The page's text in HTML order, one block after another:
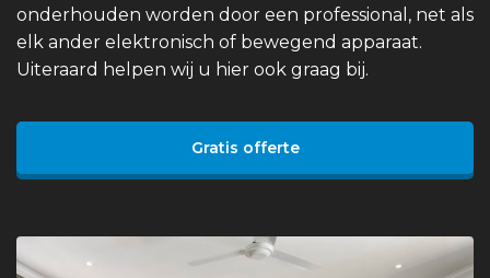
onderhouden worden door een professional, net als
elk ander elektronisch of bewegend apparaat.
Uiteraard helpen wij u hier ook graag bij.
Gratis offerte